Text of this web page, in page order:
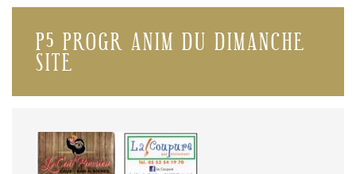
P5 PROGR ANIM DU DIMANCHE
SITE